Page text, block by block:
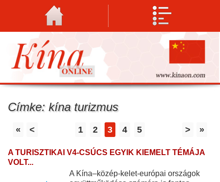
Címke: kína turizmus
« < 1 2 3 4 5 > »
A TURISZTIKAI V4-CSÚCS EGYIK KIEMELT TÉMÁJA
VOLT...
A Kína–közép-kelet-európai országok